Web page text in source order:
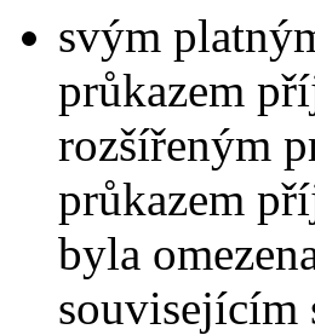
svým
průkazem
rozšířeným
průkazem
byla
souvisejícím